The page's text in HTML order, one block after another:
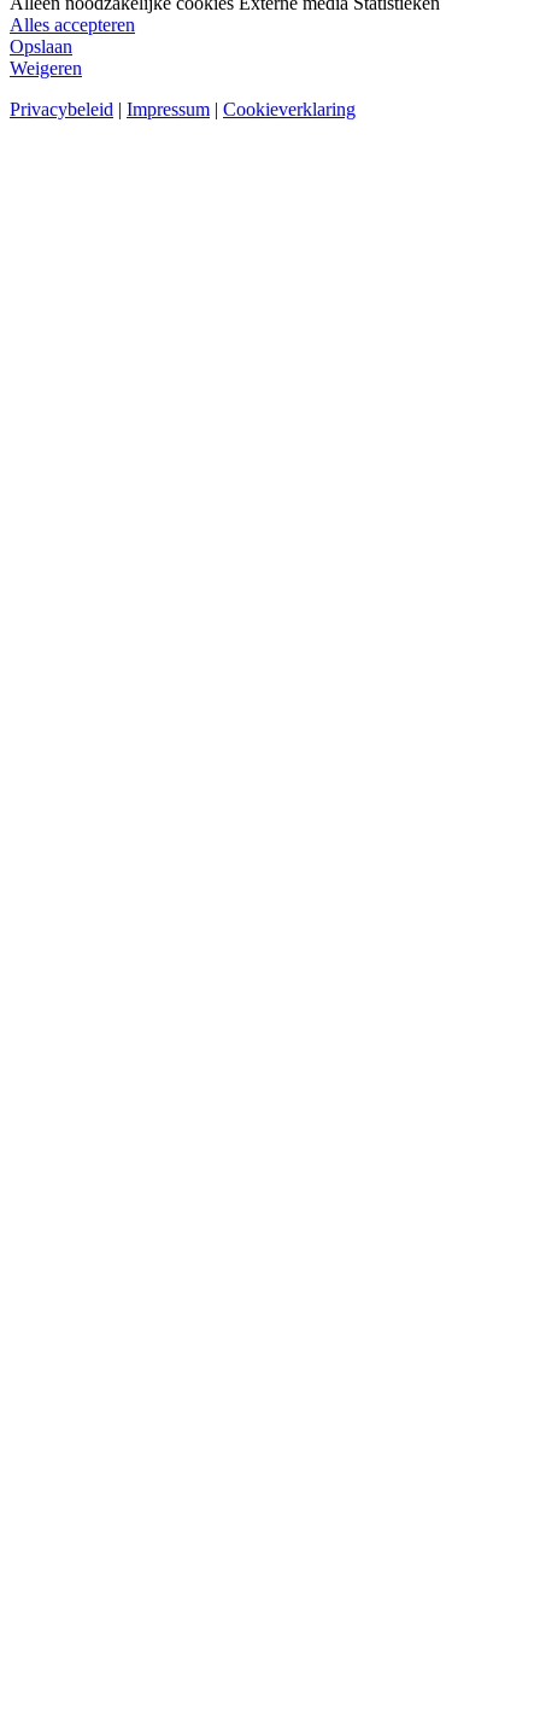
Alles accepteren
Opslaan
Weigeren
Privacybeleid | Impressum | Cookieverklaring